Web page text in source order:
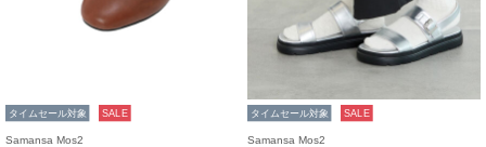
タイムセール対象 SALE
Samansa Mos2
タイムセール対象 SALE
Samansa Mos2